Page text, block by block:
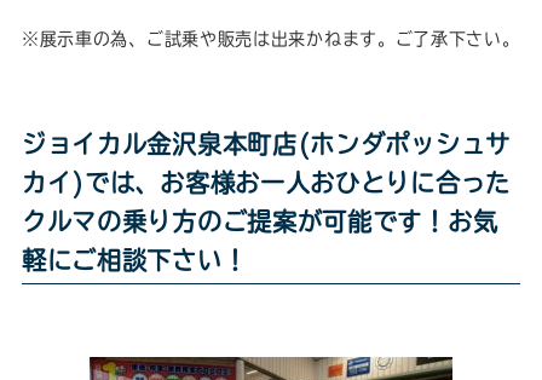
※展示車の為、ご試乗や販売は出来かねます。ご了承下さい。
ジョイカル金沢泉本町店(ホンダポッシュサ
カイ)では、お客様お一人おひとりに合った
クルマの乗り方のご提案が可能です！お気
軽にご相談下さい！